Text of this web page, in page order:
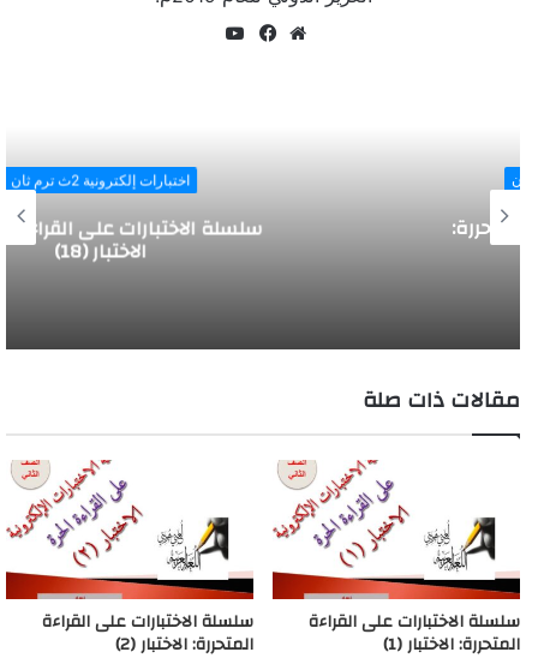
سلسلة الاختبارات على القراءة المتحررة:
مقالات ذات صلة
سلسلة الاختبارات على القراءة
المتحررة: الاختبار (1)
سلسلة الاختبارات على القراءة
المتحررة: الاختبار (2)